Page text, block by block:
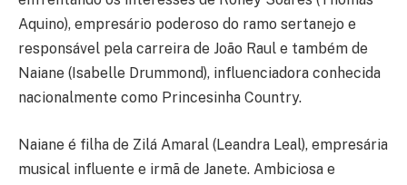
Aquino), empresário poderoso do ramo sertanejo e
responsável pela carreira de João Raul e também de
Naiane (Isabelle Drummond), influenciadora conhecida
nacionalmente como Princesinha Country.
Naiane é filha de Zilá Amaral (Leandra Leal), empresária
musical influente e irmã de Janete. Ambiciosa e